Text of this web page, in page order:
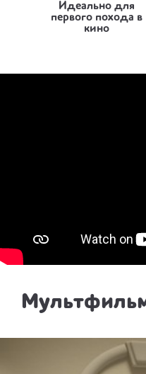
Идеально для
первого похода в
кино